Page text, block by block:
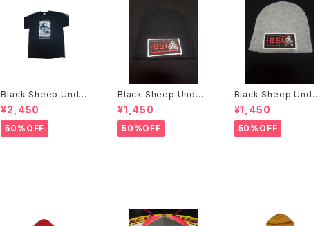
Black Sheep Under
ground Bill Danforth
Tシャツ
¥2,450
50%OFF
Black Sheep Under
ground ニットキャッ
プ
¥1,450
50%OFF
Black Sheep Under
¥1,450
50%OFF